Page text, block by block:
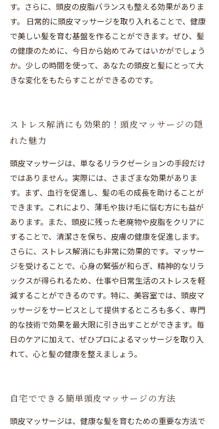
す。さらに、頭皮の皮脂バランスも整える効果がありま
す。 日常的に頭皮マッサージを取り入れることで、健康
で美しい髪を育む基盤を作ることができます。ぜひ、髪
の健康のために、今日から始めてみてはいかがでしょう
か。少しの時間を使って、あなたの頭皮と髪にとって大
きな変化をもたらすことができるのです。
ストレス解消にも効果的！頭皮マッサージの隠
れた魅力
頭皮マッサージは、単なるリラクゼーションの手段だけ
ではありません。実際には、さまざまな効果がありま
す。まず、血行を促進し、髪の毛の成長を助けることが
できます。これにより、薄毛や抜け毛に悩む方にも益が
あります。また、頭皮に残った老廃物や皮脂をクリアに
することで、清潔さを保ち、皮膚の健康を促進します。
さらに、ストレス解消にも非常に効果的です。マッサー
ジを受けることで、心身の緊張が和らぎ、精神的なリラ
ックスが得られるため、仕事や日常生活のストレスを軽
減することができるのです。特に、美容室では、頭皮マ
ッサージをサービスとして提供するところも多く、専門
的な技術で効果を最大限に引き出すことができます。毎
日のケアに加えて、ぜひプロによるマッサージを取り入
れて、心と髪の健康を整えましょう。
自宅でできる簡単頭皮マッサージの方法
頭皮マッサージは、健康な髪を育むための重要な方法で